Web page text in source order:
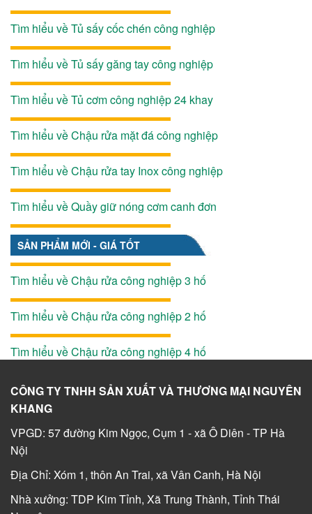
Tìm hiểu về Tủ sấy cốc chén công nghiệp
Tìm hiểu về Tủ sấy găng tay công nghiệp
Tìm hiểu về Tủ cơm công nghiệp 24 khay
Tìm hiểu về Chậu rửa mặt đá công nghiệp
Tìm hiểu về Chậu rửa tay Inox công nghiệp
Tìm hiểu về Quầy giữ nóng cơm canh đơn
SẢN PHẨM MỚI - GIÁ TỐT
Tìm hiểu về Chậu rửa công nghiệp 3 hố
Tìm hiểu về Chậu rửa công nghiệp 2 hố
Tìm hiểu về Chậu rửa công nghiệp 4 hố
CÔNG TY TNHH SẢN XUẤT VÀ THƯƠNG MẠI NGUYÊN
KHANG
VPGD: 57 đường Kim Ngọc, Cụm 1 - xã Ô Diên - TP Hà
Nội
Địa Chỉ: Xóm 1, thôn An Trai, xã Vân Canh, Hà Nội
Nhà xưởng: TDP Kim Tỉnh, Xã Trung Thành, Tỉnh Thái